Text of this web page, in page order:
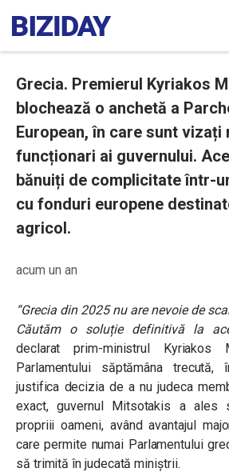
Grecia. Premierul Kyriakos
blochează o anchetă a
European, în care sunt vizați
funcționari ai guvernului.
bănuiți de complicitate într-
cu fonduri europene
agricol.
acum un an
“Grecia din 2025 nu are nevoie de
Căutăm o soluție definitivă la
declarat prim-ministrul
Parlamentului săptămâna
justifica decizia de a nu judeca
exact, guvernul Mitsotakis a ales
propriii oameni, având avantajul
care permite numai Parlamentului
să trimită în judecată miniștrii.